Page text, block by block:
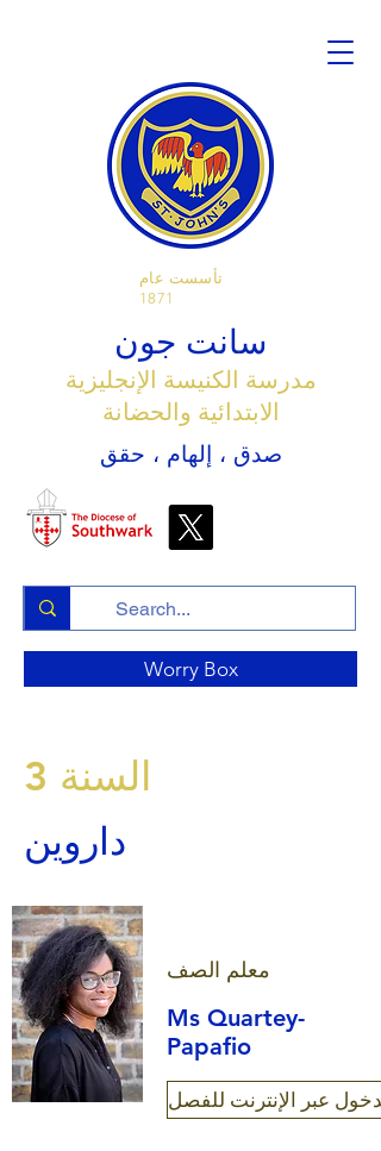
تأسست عام
1871
سانت جون
مدرسة الكنيسة الإنجليزية
الابتدائية والحضانة
صدق ، إلهام ، حقق
Worry Box
السنة 3
داروين
معلم الصف
Ms Quartey-
Papafio
عبر الإنترنت للفصل